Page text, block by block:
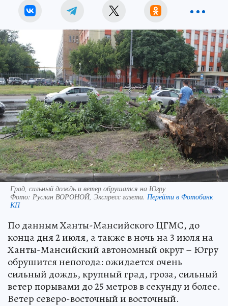
Град, сильный дождь и ветер обрушатся на Югру
Фото: Руслан ВОРОНОЙ, Экспресс газета. Перейти в Фотобанк
КП
По данным Ханты-Мансийского ЦГМС, до
конца дня 2 июля, а также в ночь на 3 июля на
Ханты-Мансийский автономный округ – Югру
обрушится непогода: ожидается очень
сильный дождь, крупный град, гроза, сильный
ветер порывами до 25 метров в секунду и более.
Ветер северо-восточный и восточный.